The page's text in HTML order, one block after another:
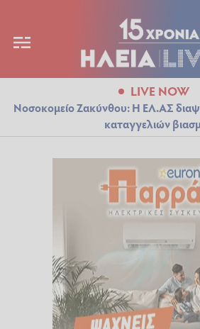
LIVE NOW
Νοσοκομείο Ζακύνθου: Η ΕΛ.ΑΣ
καταγγελιών